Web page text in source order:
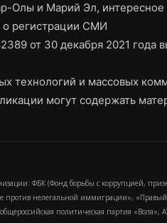
Олы и Марий Эл,
о регистрации СМИ
от 30 декабря 2021 года
технологий и массовых
могут содержать
ФБК (Фонд борьбы с коррупцией,
против нелегальной иммиграции»,
общероссийская политическая партия